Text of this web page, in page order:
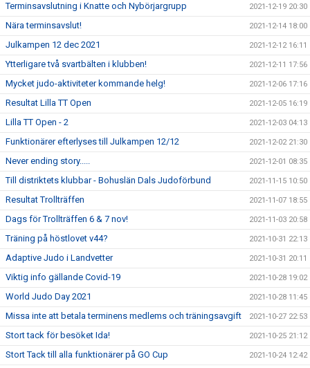
Terminsavslutning i Knatte och Nybörjargrupp 2021-12-19 20:30
Nära terminsavslut! 2021-12-14 18:00
Julkampen 12 dec 2021 2021-12-12 16:11
Ytterligare två svartbälten i klubben! 2021-12-11 17:56
Mycket judo-aktiviteter kommande helg! 2021-12-06 17:16
Resultat Lilla TT Open 2021-12-05 16:19
Lilla TT Open - 2 2021-12-03 04:13
Funktionärer efterlyses till Julkampen 12/12 2021-12-02 21:30
Never ending story..... 2021-12-01 08:35
Till distriktets klubbar - Bohuslän Dals Judoförbund 2021-11-15 10:50
Resultat Trollträffen 2021-11-07 18:55
Dags för Trollträffen 6 & 7 nov! 2021-11-03 20:58
Träning på höstlovet v44? 2021-10-31 22:13
Adaptive Judo i Landvetter 2021-10-31 20:11
Viktig info gällande Covid-19 2021-10-28 19:02
World Judo Day 2021 2021-10-28 11:45
Missa inte att betala terminens medlems och träningsavgift 2021-10-27 22:53
Stort tack för besöket Ida! 2021-10-25 21:12
Stort Tack till alla funktionärer på GO Cup 2021-10-24 12:42